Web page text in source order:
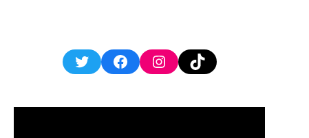
TwitterFacebookInstagram
TikTok